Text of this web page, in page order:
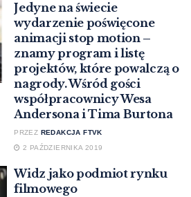
Jedyne na świecie
wydarzenie poświęcone
animacji stop motion –
znamy program i listę
projektów, które powalczą o
nagrody. Wśród gości
współpracownicy Wesa
Andersona i Tima Burtona
PRZEZ REDAKCJA FTVK
2 PAŹDZIERNIKA 2019
Widz jako podmiot rynku
filmowego